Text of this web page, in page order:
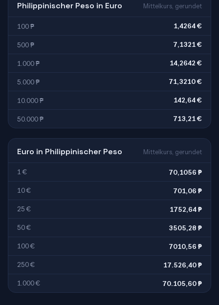
Philippinischer Peso in Euro Mittelkurs, gerundet
100 ₱ 1,4264 €
500 ₱ 7,1321 €
1.000 ₱ 14,2642 €
5.000 ₱ 71,3210 €
10.000 ₱ 142,64 €
50.000 ₱ 713,21 €
Euro in Philippinischer Peso Mittelkurs, gerundet
1 € 70,1056 ₱
10 € 701,06 ₱
25 € 1752,64 ₱
50 € 3505,28 ₱
100 € 7010,56 ₱
250 € 17.526,40 ₱
1.000 € 70.105,60 ₱